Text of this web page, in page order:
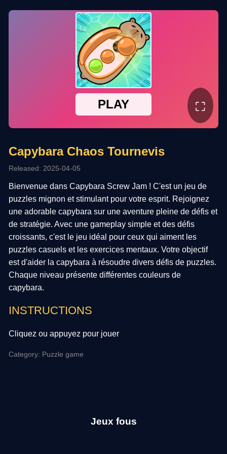
⛶
Capybara Chaos Tournevis
Released: 2025-04-05
Bienvenue dans Capybara Screw Jam ! C'est un jeu de
puzzles mignon et stimulant pour votre esprit. Rejoignez
une adorable capybara sur une aventure pleine de défis et
de stratégie. Avec une gameplay simple et des défis
croissants, c'est le jeu idéal pour ceux qui aiment les
puzzles casuels et les exercices mentaux. Votre objectif
est d'aider la capybara à résoudre divers défis de puzzles.
Chaque niveau présente différentes couleurs de
capybara.
INSTRUCTIONS
Cliquez ou appuyez pour jouer
Category: Puzzle game
Jeux fous